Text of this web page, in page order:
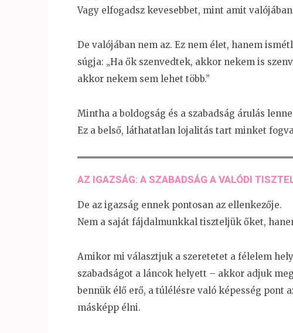
Vagy elfogadsz kevesebbet, mint amit
De valójában nem az. Ez nem élet, hanem
súgja: „Ha ők szenvedtek, akkor nekem is
akkor nekem sem lehet több.”
Mintha a boldogság és a szabadság árulás
Ez a belső, láthatatlan lojalitás tart minket
AZ IGAZSÁG: A SZABADSÁG A VALÓDI
De az igazság ennek pontosan az ellenkezője.
Nem a saját fájdalmunkkal tiszteljük őket,
Amikor mi választjuk a szeretetet a félelem
szabadságot a láncok helyett – akkor adjuk
bennük élő erő, a túlélésre való képesség
másképp élni.